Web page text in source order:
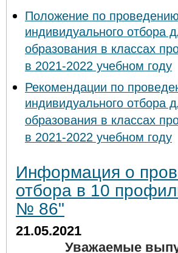
Положение по
индивидуального отбора
образования в классах
в 2021-2022 учебном году
Рекомендации по
индивидуального отбора
образования в классах
в 2021-2022 учебном году
Информация о
отбора в 10
№ 86"
21.05.2021
Уважаемые